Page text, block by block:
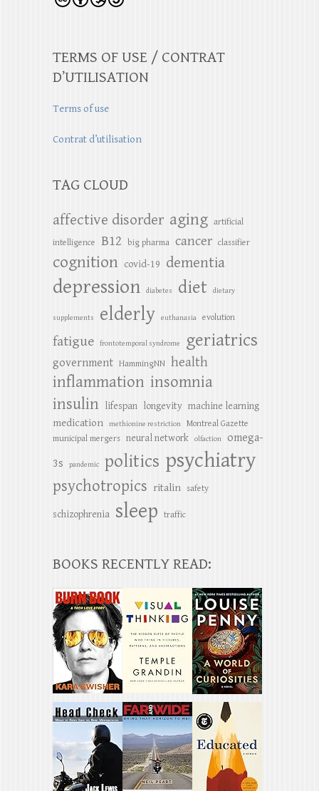
TERMS OF USE / CONTRAT
D’UTILISATION
Terms of use
Contrat d’utilisation
TAG CLOUD
affective disorder aging artificial
intelligence B12 big pharma cancer classifier
cognition covid-19 dementia
depression diabetes diet dietary
supplements elderly euthanasia evolution
fatigue frontotemporal syndrome geriatrics
government HammingNN health
inflammation insomnia
insulin
lifespan longevity machine learning
medication methionine restriction
Montreal Gazette
municipal mergers neural network olfaction
omega-
3s
pandemic politics psychiatry
psychotropics ritalin safety
schizophrenia sleep traffic
BOOKS RECENTLY READ: